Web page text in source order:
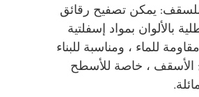
للسقف: يمكن تصفيح رقائق
بالألوان بمواد إسفلتية
للماء ، ومناسبة للبناء
الأسقف ، خاصة للأسطح